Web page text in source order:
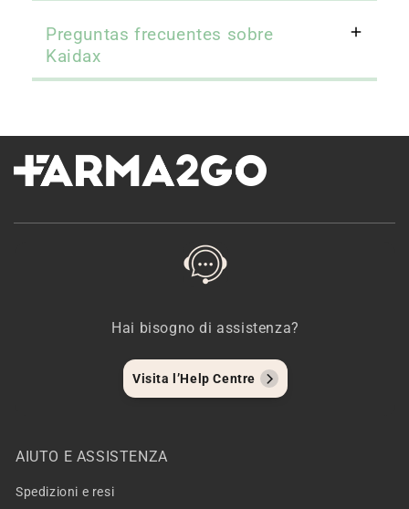
Preguntas frecuentes sobre
Kaidax
Hai bisogno di assistenza?
Visita l’Help Centre
AIUTO E ASSISTENZA
Spedizioni e resi